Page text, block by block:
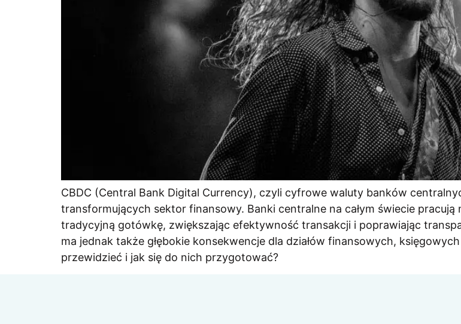
CBDC (Central Bank Digital Currency), czyli cyfrowe waluty banków
transformujących sektor finansowy. Banki centralne na całym świecie
tradycyjną gotówkę, zwiększając efektywność transakcji i poprawiając
ma jednak także głębokie konsekwencje dla działów finansowych,
przewidzieć i jak się do nich przygotować?